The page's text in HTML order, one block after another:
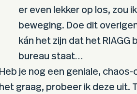
er even lekker op los, zou
beweging. Doe dit
kán het zijn dat het RIAGG
bureau staat…
Heb je nog een geniale,
het graag, probeer ik deze uit.